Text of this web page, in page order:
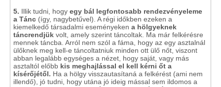
5. Illik tudni, hogy egy bál legfontosabb rendezvényeleme
a Tánc (így, nagybetűvel). A régi időkben ezeken a
kiemelkedő társadalmi eseményeken a hölgyeknek
táncrendjük volt, amely szerint táncoltak. Ma már felkérésre
mennek táncba. Arról nem szól a fáma, hogy az egy asztalnál
ülőknek meg kell-e táncoltatniuk minden ott ülő nőt, viszont
abban legalább egységes a nézet, hogy saját, vagy más
asztaltól előbb kis meghajlással el kell kérni őt a
kísérőjétől. Ha a hölgy visszautasítaná a felkérést (ami nem
illendő), jó tudni, hogy utána jó ideig mással sem ildomos a